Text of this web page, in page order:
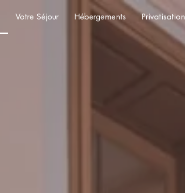
Votre Séjour Hébergements Privatisation